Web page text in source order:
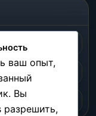
ваш опыт,
Вы
разрешить,